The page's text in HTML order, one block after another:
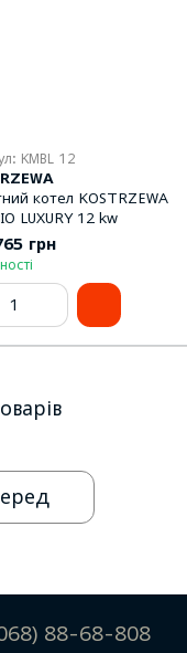
KMBL 12
котел KOSTRZEWA
LUXURY 12 kw
грн
88-68-808